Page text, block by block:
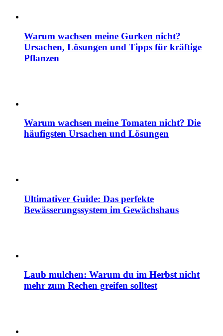
Warum wachsen meine Gurken nicht?
Ursachen, Lösungen und Tipps für kräftige
Pflanzen
Warum wachsen meine Tomaten nicht? Die
häufigsten Ursachen und Lösungen
Ultimativer Guide: Das perfekte
Bewässerungssystem im Gewächshaus
Laub mulchen: Warum du im Herbst nicht
mehr zum Rechen greifen solltest